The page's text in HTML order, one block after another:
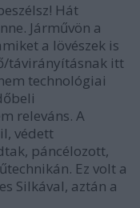
Hát
Járművön a
a lövészek is
távirányításnak itt
technológiai
releváns. A
védett
páncélozott,
Ez volt a
Silkával, aztán a